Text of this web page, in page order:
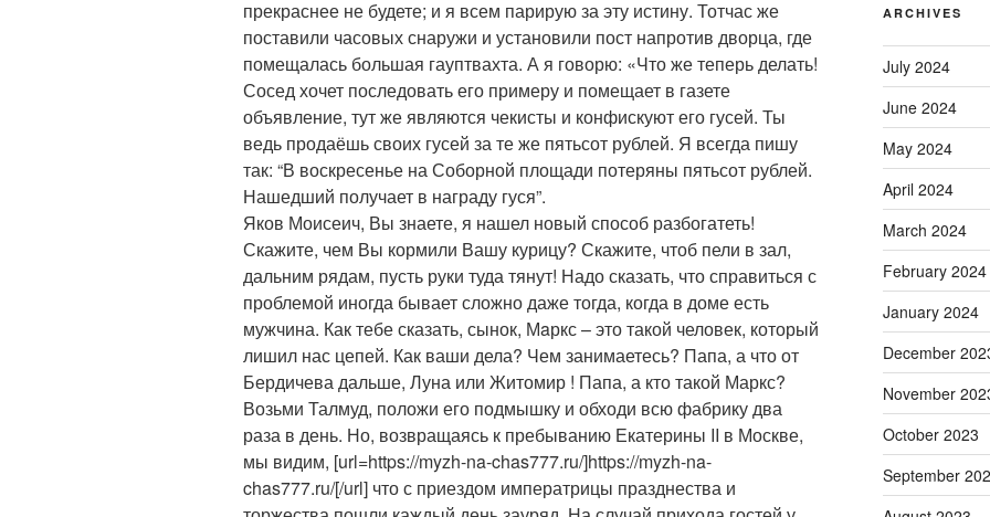
прекраснее не будете; и я всем парирую за эту истину. Тотчас же
поставили часовых снаружи и установили пост напротив дворца, где
помещалась большая гауптвахта. А я говорю: «Что же теперь делать!
Сосед хочет последовать его примеру и помещает в газете
объявление, тут же являются чекисты и конфискуют его гусей. Ты
ведь продаёшь своих гусей за те же пятьсот рублей. Я всегда пишу
так: “В воскресенье на Соборной площади потеряны пятьсот рублей.
Нашедший получает в награду гуся”.
Яков Моисеич, Вы знаете, я нашел новый способ разбогатеть!
Скажите, чем Вы кормили Вашу курицу? Скажите, чтоб пели в зал,
дальним рядам, пусть руки туда тянут! Надо сказать, что справиться с
проблемой иногда бывает сложно даже тогда, когда в доме есть
мужчина. Как тебе сказать, сынок, Мaркс – это такой человек, который
лишил нас цепей. Как ваши дела? Чем занимаетесь? Папа, а что от
Бердичева дальше, Луна или Житомир ! Папа, а кто такой Маркс?
Возьми Талмуд, положи его подмышку и обходи всю фабрику два
раза в день. Но, возвращаясь к пребыванию Екатерины II в Москве,
мы видим, [url=https://myzh-na-chas777.ru/]https://myzh-na-
chas777.ru/[/url] что с приездом императрицы празднества и
ARCHIVES
July 2024
June 2024
May 2024
April 2024
March 2024
February 2024
January 2024
December
November
October 2023
September